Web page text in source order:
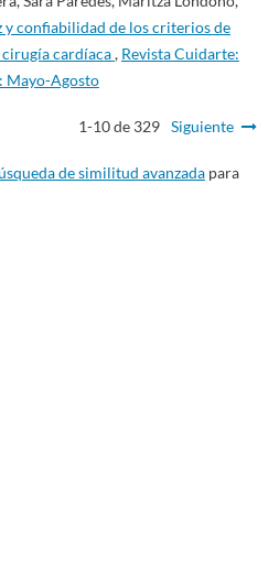
y confiabilidad de los criterios de
cardíaca, Revista Cuidarte:
Mayo-Agosto
1-10 de 329 Siguiente
de similitud avanzadapara